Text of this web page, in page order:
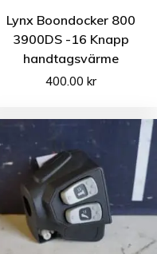
Lynx Boondocker 800
3900DS -16 Knapp
handtagsvärme
400.00 kr